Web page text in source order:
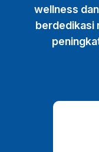
wellness
berdedikasi